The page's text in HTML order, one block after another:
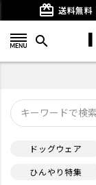
card_giftcard 送料無料
search
ドッグウェア
ひんやり特集